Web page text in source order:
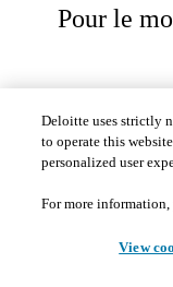
Pour le
​​© 2020. Consultez les
Deloitte uses strictly
to operate this
personalized user
For more information,
View